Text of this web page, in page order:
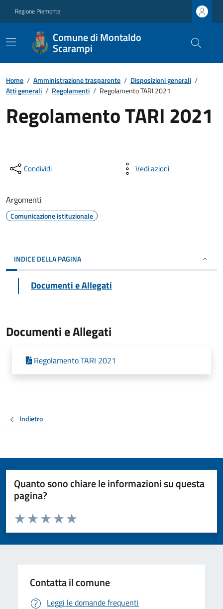
Regione Piemonte
Comune di Montaldo
Scarampi
Home / Amministrazione trasparente / Disposizioni generali /
Atti generali / Regolamenti / Regolamento TARI 2021
Regolamento TARI 2021
Condividi Vedi azioni
Argomenti
Comunicazione istituzionale
INDICE DELLA PAGINA
Documenti e Allegati
Documenti e Allegati
Regolamento TARI 2021
Indietro
Quanto sono chiare le informazioni su questa
pagina?
Valuta da 1 a 5 stelle la pagina
Valuta 5 stelle su 5
Valuta 4 stelle su 5
Valuta 3 stelle su 5
Valuta 2 stelle su 5
Valuta 1 stelle su 5
Contatta il comune
Leggi le domande frequenti